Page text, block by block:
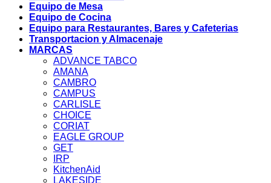
Equipo de Mesa
Equipo de Cocina
Equipo para Restaurantes, Bares y Cafeterias
Transportacion y Almacenaje
MARCAS
ADVANCE TABCO
AMANA
CAMBRO
CAMPUS
CARLISLE
CHOICE
CORIAT
EAGLE GROUP
GET
IRP
KitchenAid
LAKESIDE